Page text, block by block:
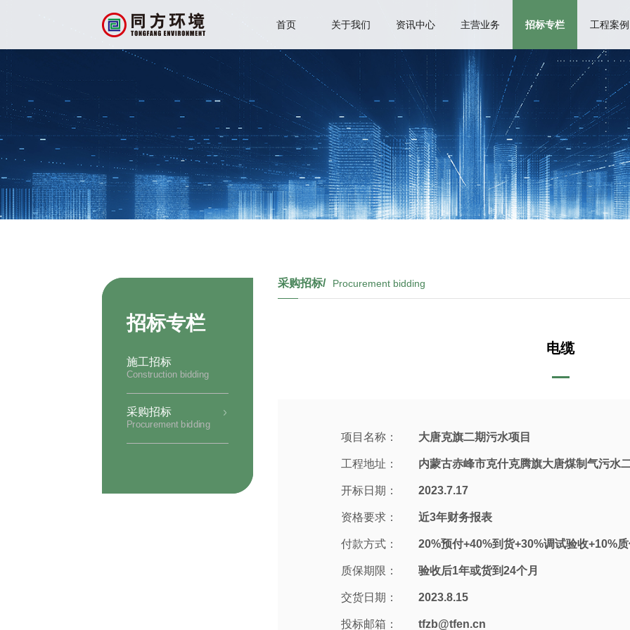
首页 关于我们 资讯中心 主营业务 招标专栏 工程案例
招标专栏
施工招标
Construction bidding
采购招标
Procurement bidding
采购招标/ Procurement bidding
电缆
项目名称： 大唐克旗二期污水项目
工程地址： 内蒙古赤峰市克什克腾旗大唐煤制气污水
开标日期： 2023.7.17
资格要求： 近3年财务报表
付款方式： 20%预付+40%到货+30%调试验收+10%
质保期限： 验收后1年或货到24个月
交货日期： 2023.8.15
投标邮箱： tfzb@tfen.cn